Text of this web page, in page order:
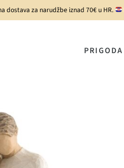
dostava za narudžbe iznad 70€ u HR.
PRIGODA